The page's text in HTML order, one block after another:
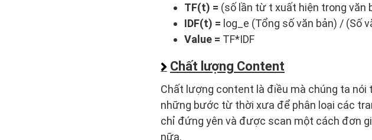
TF(t) = (số lần từ t xuất hiện trong văn
IDF(t) = log_e (Tổng số văn bản) / (Số
Value = TF*IDF
Chất lượng Content
Chất lượng content là điều mà chúng ta nói
những bước từ thời xưa để phân loại các
chỉ đứng yên và được scan một cách đơn
nữa.